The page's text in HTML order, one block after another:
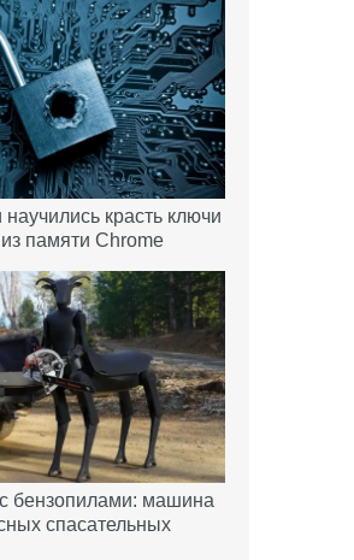
красть ключи
памяти Chrome
бензопилами: машина
спасательных